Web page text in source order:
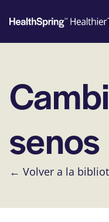
senos
← Volver a la